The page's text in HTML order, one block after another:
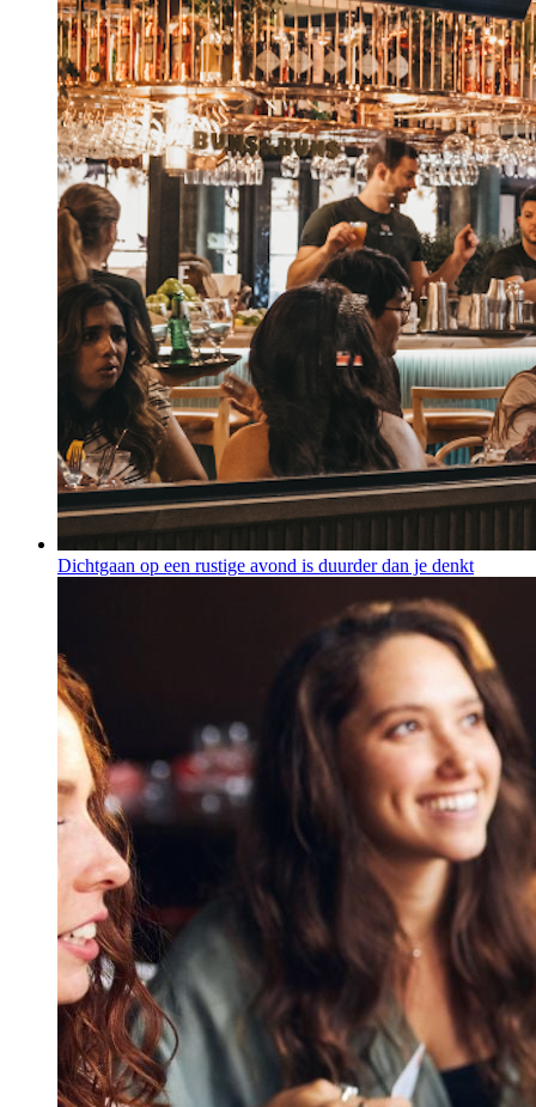
Dichtgaan op een rustige avond is duurder dan je denkt